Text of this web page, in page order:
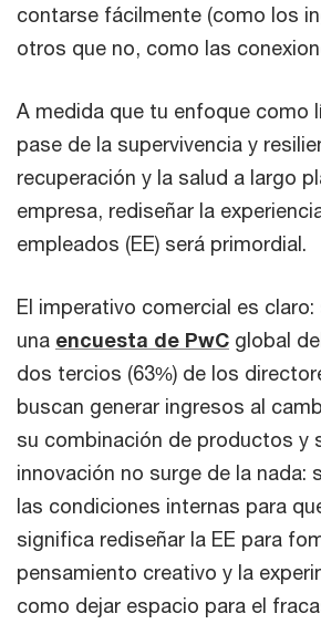
contarse fácilmente (como los
otros que no, como las
A medida que tu enfoque como
pase de la supervivencia y
recuperación y la salud a largo
empresa, rediseñar la
empleados (EE) será primordial.
El imperativo comercial es claro:
una encuesta de PwC global
dos tercios (63%) de los
buscan generar ingresos al
su combinación de productos y
innovación no surge de la nada:
las condiciones internas para
significa rediseñar la EE para
pensamiento creativo y la
como dejar espacio para el